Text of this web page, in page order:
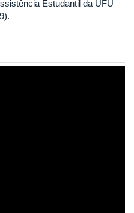
Estudantil da UFU